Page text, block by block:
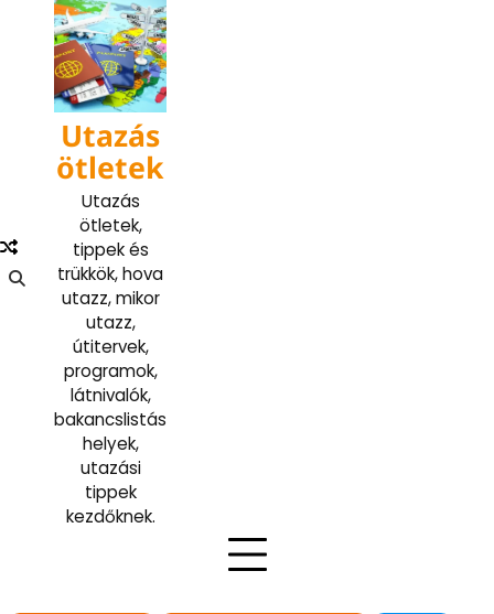
content
Utazás
ötletek
Utazás
ötletek,
tippek és
trükkök, hova
utazz, mikor
utazz,
útitervek,
programok,
látnivalók,
bakancslistás
helyek,
utazási
tippek
kezdőknek.